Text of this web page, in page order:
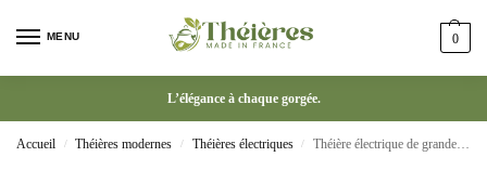
MENU 0
L’élégance à chaque gorgée.
Accueil / Théières modernes / Théières électriques / Théière électrique de grande capacité 2,0 l en acier inoxydable